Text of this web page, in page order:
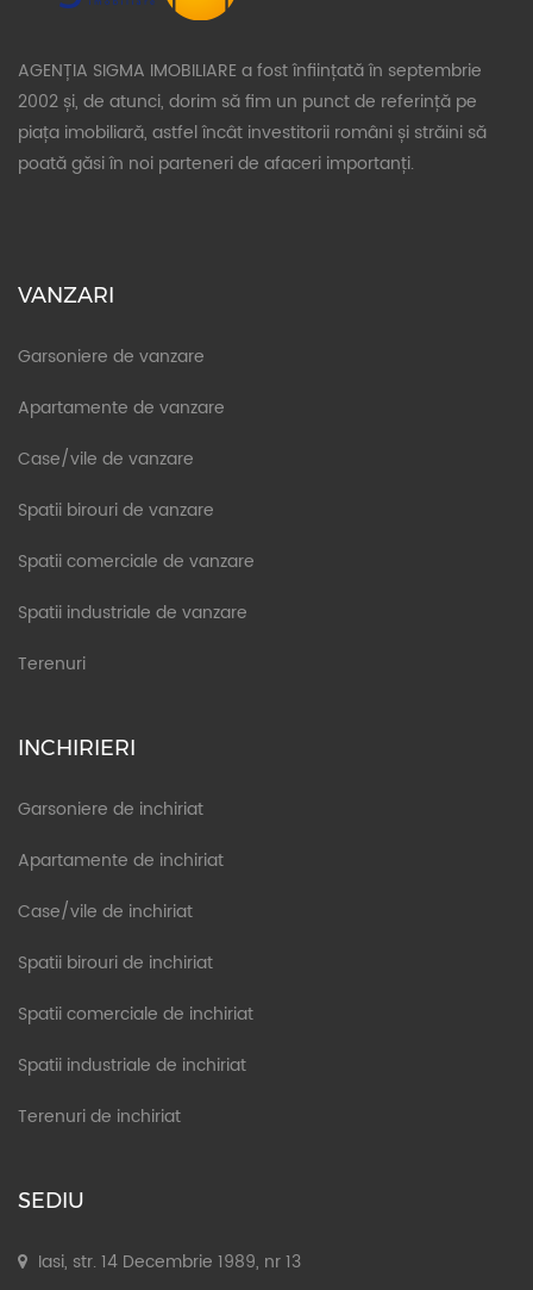
AGENȚIA SIGMA IMOBILIARE a fost înființată în septembrie
2002 și, de atunci, dorim să fim un punct de referință pe
piața imobiliară, astfel încât investitorii români și străini să
poată găsi în noi parteneri de afaceri importanți.
VANZARI
Garsoniere de vanzare
Apartamente de vanzare
Case/vile de vanzare
Spatii birouri de vanzare
Spatii comerciale de vanzare
Spatii industriale de vanzare
Terenuri
INCHIRIERI
Garsoniere de inchiriat
Apartamente de inchiriat
Case/vile de inchiriat
Spatii birouri de inchiriat
Spatii comerciale de inchiriat
Spatii industriale de inchiriat
Terenuri de inchiriat
SEDIU
Iasi, str. 14 Decembrie 1989, nr 13